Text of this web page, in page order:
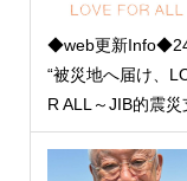
◆web更新
“被災地へ届け、
R ALL～JIB的震災